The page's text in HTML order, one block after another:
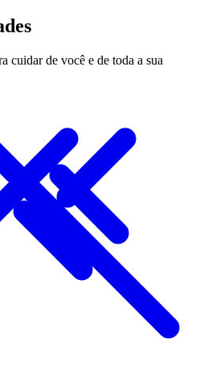
cuidar de você e de toda a sua